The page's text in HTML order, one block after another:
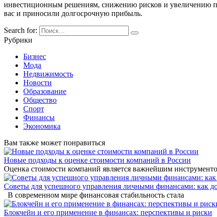
инвестиционным решениям, снижению рисков и увеличению
вас и приносили долгосрочную прибыль.
Search for:
Рубрики
Бизнес
Мода
Недвижимость
Новости
Образование
Общество
Спорт
Финансы
Экономика
Вам также может понравиться
Новые подходы к оценке стоимости компаний в России
Оценка стоимости компаний является важнейшим
Советы для успешного управления личными финансами: как
В современном мире финансовая стабильность стала
Блокчейн и его применение в финансах: перспективы и риски